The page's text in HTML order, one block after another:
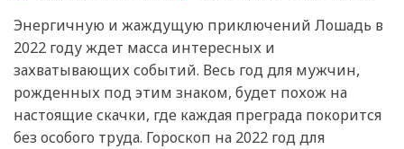
Энергичную и жаждущую приключений Лошадь в
2022 году ждет масса интересных и
захватывающих событий. Весь год для мужчин,
рожденных под этим знаком, будет похож на
настоящие скачки, где каждая преграда покорится
без особого труда. Гороскоп на 2022 год для